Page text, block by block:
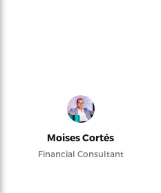
Moises Cortés
Financial Consultant